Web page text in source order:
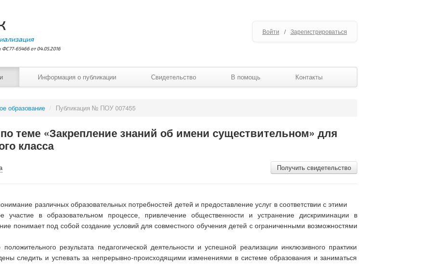
65466 от 04.05.2016
Войти / Зарегистрироваться
Информация о публикации Свидетельство В помощь Контакты
образование / Публикация № ПОУ 007455
теме «Закрепление знаний об имени существительном» для
класса
Получить свидетельство
различных образовательных потребностей детей и предоставление услуг в соответствии с этими
участие в образовательном процессе, привлечение общественности и устранение дискриминации в
понимает под собой создание условий для совместного обучения детей с ограниченными возможностями
результата педагогической деятельности и успешной реализации инклюзивного практики
следить и успевать за непрерывно-происходящими изменениями в системе образования и заниматься